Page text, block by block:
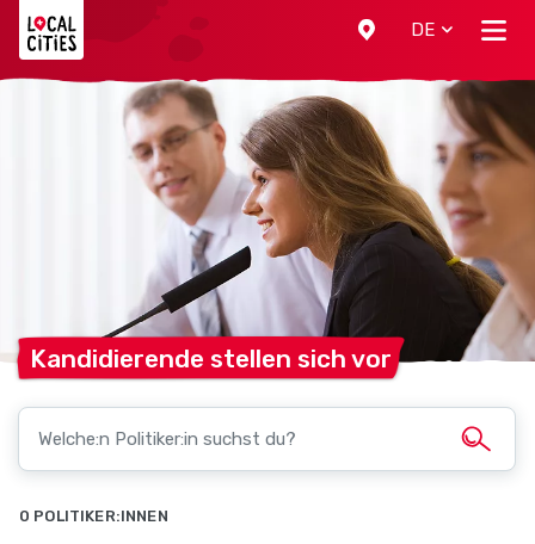
DE
Kandidierende stellen sich vor
0 POLITIKER:INNEN